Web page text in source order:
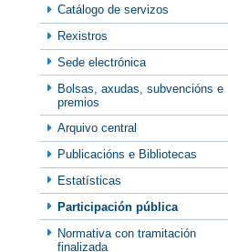
Catálogo de servizos
Rexistros
Sede electrónica
Bolsas, axudas, subvencións e
premios
Arquivo central
Publicacións e Bibliotecas
Estatísticas
Participación pública
Normativa con tramitación
finalizada